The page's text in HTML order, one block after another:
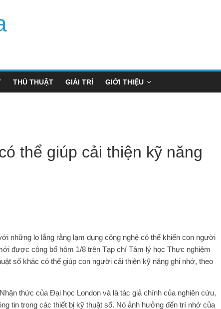
THỦ THUẬT GIẢI TRÍ GIỚI THIỆU
thể giúp cải thiện kỹ năng
những lo lắng rằng lạm dụng công nghệ có thể khiến con người
được công bố hôm 1/8 trên Tạp chí Tâm lý học Thực nghiệm
số khác có thể giúp con người cải thiện kỹ năng ghi nhớ, theo
thức của Đại học London và là tác giả chính của nghiên cứu,
tin trong các thiết bị kỹ thuật số. Nó ảnh hưởng đến trí nhớ của